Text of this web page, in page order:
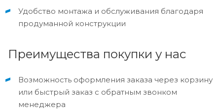
Удобство монтажа и обслуживания благодаря
продуманной конструкции
Преимущества покупки у нас
Возможность оформления заказа через корзину
или быстрый заказ с обратным звонком
менеджера